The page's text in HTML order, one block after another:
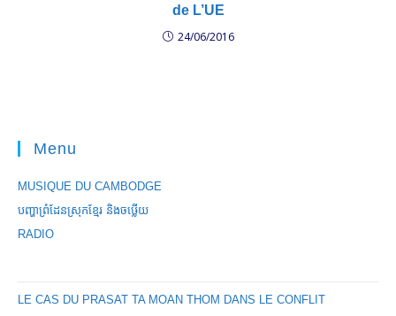
de L’UE
24/06/2016
Menu
MUSIQUE DU CAMBODGE
បញ្ហាព្រំដែនស្រុកខ្មែរ និងចឞ្លើយ
RADIO
LE CAS DU PRASAT TA MOAN THOM DANS LE CONFLIT